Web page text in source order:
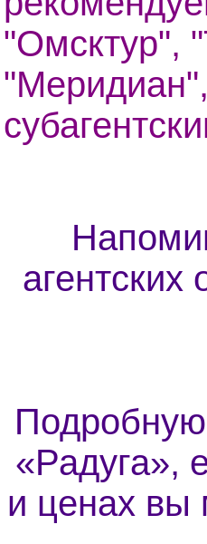
"Омсктур",
агентских
«Радуга»,
и ценах вы